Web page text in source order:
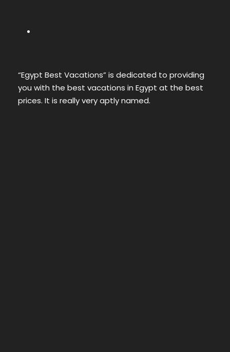
“Egypt Best Vacations” is dedicated to providing
you with the best vacations in Egypt at the best
prices. It is really very aptly named.